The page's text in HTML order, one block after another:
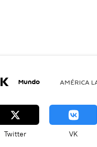
Mundo AMÉRICA
Twitter VK